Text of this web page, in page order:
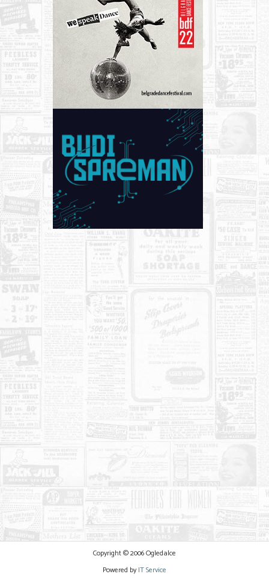
Copyright © 2006 Ogledalce
Powered byIT Service